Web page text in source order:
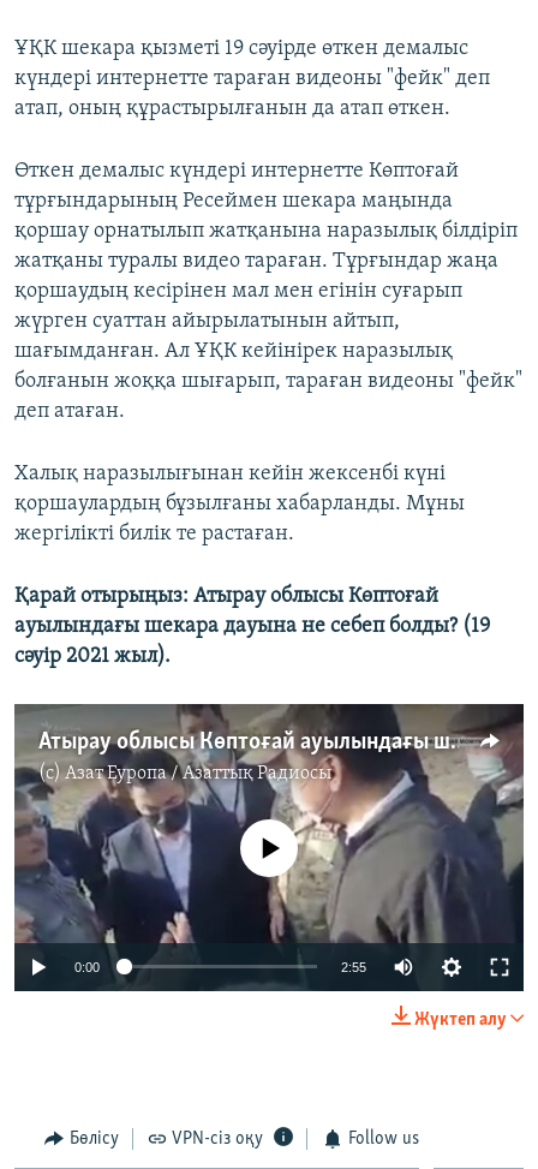
ҰҚК шекара қызметі 19 сәуірде өткен демалыс
күндері интернетте тараған видеоны "фейк" деп
атап, оның құрастырылғанын да атап өткен.
Өткен демалыс күндері интернетте Көптоғай
тұрғындарының Ресеймен шекара маңында
қоршау орнатылып жатқанына наразылық білдіріп
жатқаны туралы видео тараған. Тұрғындар жаңа
қоршаудың кесірінен мал мен егінін суғарып
жүрген суаттан айырылатынын айтып,
шағымданған. Ал ҰҚК кейінірек наразылық
болғанын жоққа шығарып, тараған видеоны "фейк"
деп атаған.
Халық наразылығынан кейін жексенбі күні
қоршаулардың бұзылғаны хабарланды. Мұны
жергілікті билік те растаған.
Қарай отырыңыз: Атырау облысы Көптоғай
ауылындағы шекара дауына не себеп болды? (19
сәуір 2021 жыл).
Атырау облысы Көптоғай ауылындағы шекара дауына не себеп болды?
(c)Азат Еуропа / Азаттық Радиосы
720p 1080p
No media source currently available
0:00 2:55
Жүктеп алу
Бөлісу VPN-сіз оқу Follow us